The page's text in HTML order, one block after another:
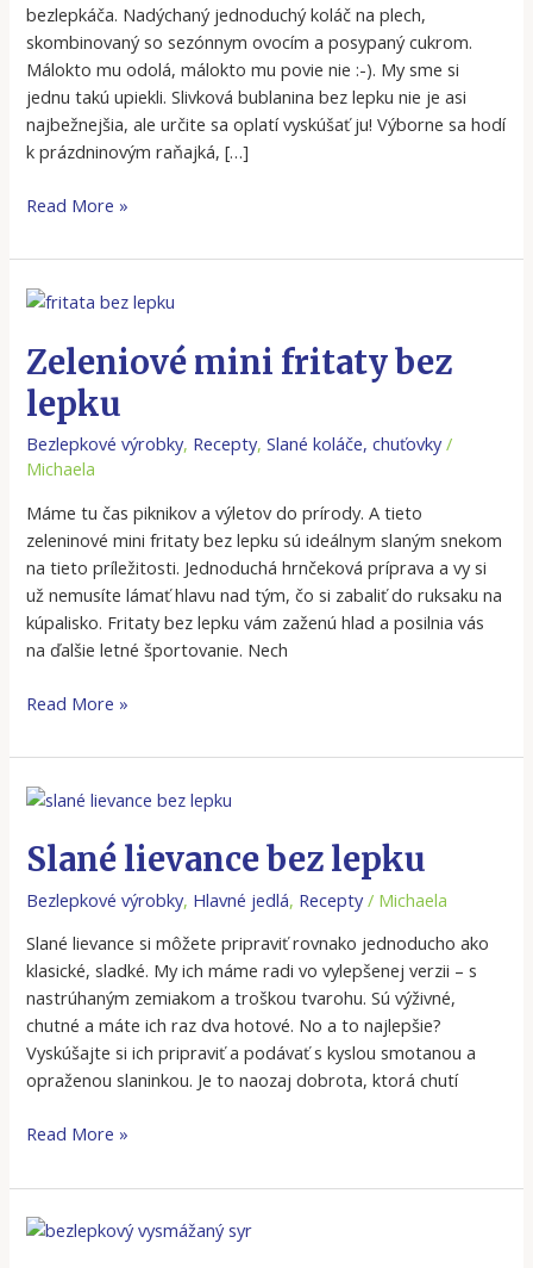
bezlepkáča. Nadýchaný jednoduchý koláč na plech,
skombinovaný so sezónnym ovocím a posypaný cukrom.
Málokto mu odolá, málokto mu povie nie :-). My sme si
jednu takú upiekli. Slivková bublanina bez lepku nie je asi
najbežnejšia, ale určite sa oplatí vyskúšať ju! Výborne sa hodí
k prázdninovým raňajká, […]
Read More »
Zeleniové mini fritaty bez
lepku
Bezlepkové výrobky, Recepty,Slané koláče, chuťovky/
Michaela
Máme tu čas piknikov a výletov do prírody. A tieto
zeleninové mini fritaty bez lepku sú ideálnym slaným snekom
na tieto príležitosti. Jednoduchá hrnčeková príprava a vy si
už nemusíte lámať hlavu nad tým, čo si zabaliť do ruksaku na
kúpalisko. Fritaty bez lepku vám zaženú hlad a posilnia vás
na ďalšie letné športovanie. Nech
Zeleniové
fritaty
bez
lepku
Read More »
Slané lievance bez lepku
Bezlepkové výrobky, Hlavné jedlá, Recepty/ Michaela
Slané lievance si môžete pripraviť rovnako jednoducho ako
klasické, sladké. My ich máme radi vo vylepšenej verzii – s
nastrúhaným zemiakom a troškou tvarohu. Sú výživné,
chutné a máte ich raz dva hotové. No a to najlepšie?
Vyskúšajte si ich pripraviť a podávať s kyslou smotanou a
opraženou slaninkou. Je to naozaj dobrota, ktorá chutí
Slané
bez
lepku
Read More »
Bezlepkový